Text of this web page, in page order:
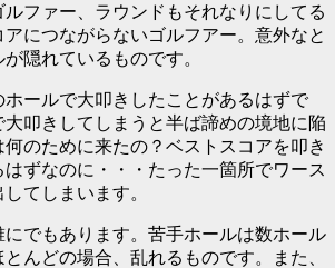
ファー、ラウンドもそれなりにしてる
につながらないゴルフアー。意外なと
隠れているものです。
ールで大叩きしたことがあるはずで
叩きしてしまうと半ば諦めの境地に陥
のために来たの？ベストスコアを叩き
ずなのに・・・たった一箇所でワース
てしまいます。
でもあります。苦手ホールは数ホール
んどの場合、乱れるものです。また、